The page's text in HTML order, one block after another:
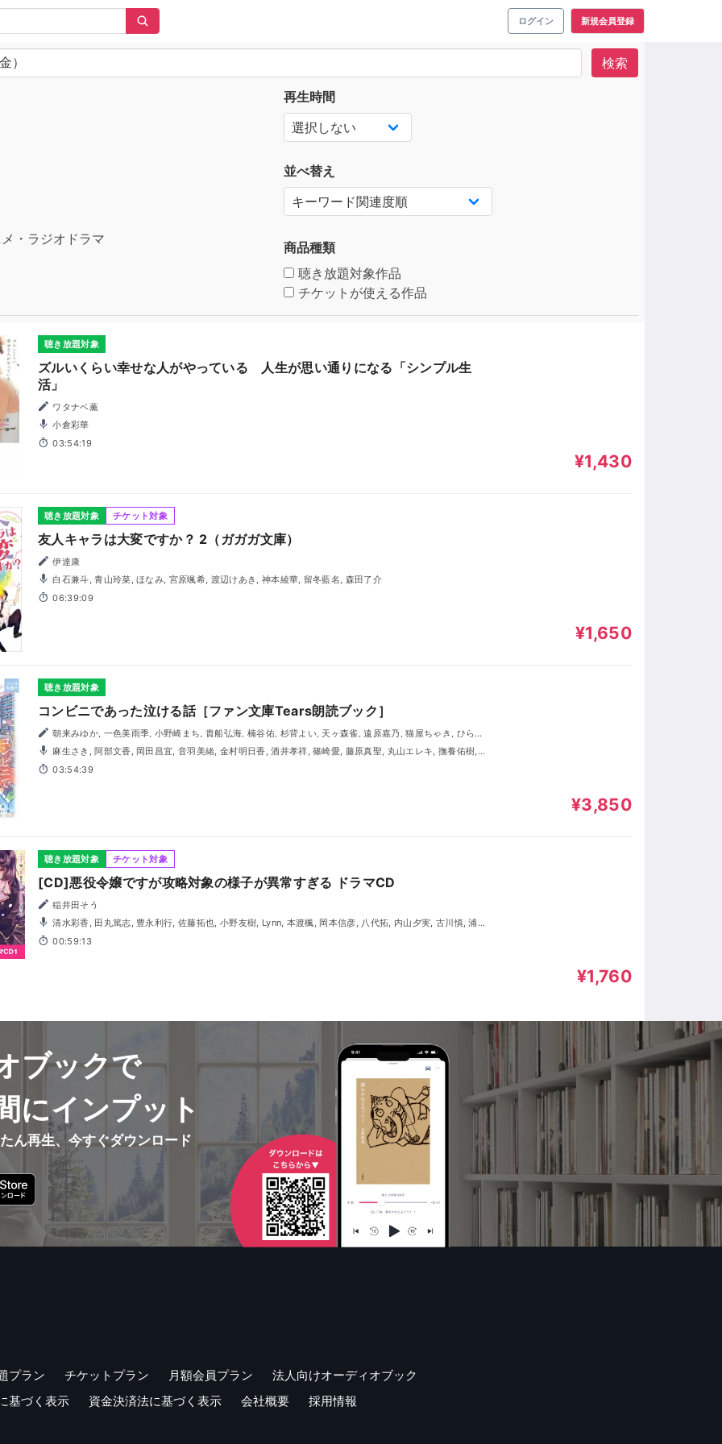
ログイン 新規会員登録
検索
・ラジオドラマ
再生時間
並べ替え
商品種類
聴き放題対象作品
チケットが使える作品
聴き放題対象
ズルいくらい幸せな人がやっている 人生が思い通りになる「シンプル生
活」
ワタナベ薫
小倉彩華
03:54:19
¥1,430
聴き放題対象 チケット対象
友人キャラは大変ですか？ 2（ガガガ文庫）
伊達康
白石兼斗, 青山玲菜, ほなみ, 宮原颯希, 渡辺けあき, 神本綾華, 留冬藍名, 森田了介
06:39:09
¥1,650
聴き放題対象
コンビニであった泣ける話［ファン文庫Tears朗読ブック］
朝来みゆか, 一色美雨季, 小野崎まち, 貴船弘海, 楠谷佑, 杉背よい, 天ヶ森雀, 遠原嘉乃, 猫屋ちゃき, ひらび
久美, 溝口智子, 矢凪
吉川雅子, わたなべかずひろ
03:54:39
¥3,850
聴き放題対象 チケット対象
[CD]悪役令嬢ですが攻略対象の様子が異常すぎる ドラマCD
稲井田そう
清水彩香, 田丸篤志, 豊永利行, 佐藤拓也, 小野友樹, Lynn, 本渡楓, 岡本信彦, 八代拓, 内山夕実, 古川慎, 浦和
希, 髙坂篤志, 渡部恵子
00:59:13
¥1,760
ブックで
にインプット
ん再生、今すぐダウンロード
プラン チケットプラン 月額会員プラン
法人向けオーディオブック
基づく表示
資金決済法に基づく表示 会社概要 採用情報